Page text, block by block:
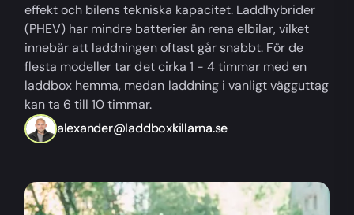
effekt och bilens tekniska kapacitet. Laddhybrider
(PHEV) har mindre batterier än rena elbilar, vilket
innebär att laddningen oftast går snabbt. För de
flesta modeller tar det cirka 1 - 4 timmar med en
laddbox hemma, medan laddning i vanligt vägguttag
kan ta 6 till 10 timmar.
alexander@laddboxkillarna.se